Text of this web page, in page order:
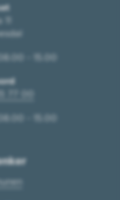
- 15.00
77 00
- 15.00